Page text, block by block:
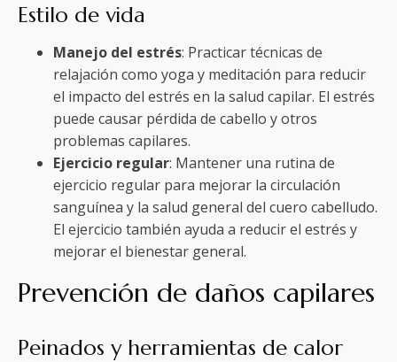
Estilo de vida
Manejo del estrés: Practicar técnicas de
relajación como yoga y meditación para reducir
el impacto del estrés en la salud capilar. El estrés
puede causar pérdida de cabello y otros
problemas capilares.
Ejercicio regular: Mantener una rutina de
ejercicio regular para mejorar la circulación
sanguínea y la salud general del cuero cabelludo.
El ejercicio también ayuda a reducir el estrés y
mejorar el bienestar general.
Prevención de daños capilares
Peinados y herramientas de calor